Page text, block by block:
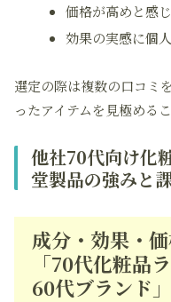
価格が高めと感
効果の実感に個
選定の際は複数の口コミ
ったアイテムを見極める
他社70代向け化
堂製品の強みと
成分・効果・
「70代化粧品
60代ブランド